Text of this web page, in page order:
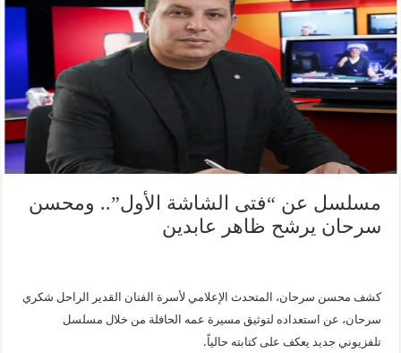
مسلسل عن “فتى الشاشة الأول”.. ومحسن
سرحان يرشح ظاهر عابدين
كشف محسن سرحان، المتحدث الإعلامي لأسرة الفنان القدير الراحل شكري
سرحان، عن استعداده لتوثيق مسيرة عمه الحافلة من خلال مسلسل
تلفزيوني جديد يعكف على كتابته حالياً.